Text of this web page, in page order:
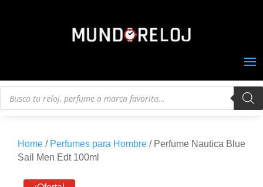
Búsqueda
Home / Perfumes para Hombre / Perfume Nautica Blue
Sail Men Edt 100ml